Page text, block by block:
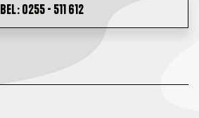
BEL: 0255 - 511 612